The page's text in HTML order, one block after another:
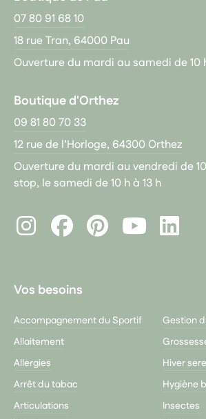
07 80 91 68 10
18 rue Tran, 64000 Pau
Ouverture du mardi au samedi de 10
Boutique d'Orthez
09 81 80 70 33
12 rue de l’Horloge, 64300 Orthez
Ouverture du mardi au vendredi de
stop, le samedi de 10 h à 13 h
InstagramFacebookPinterest
Vos besoins
Accompagnement du Sportif
Allaitement
Allergies
Arrêt du tabac
Articulations
Gestion
Hiver
Hygiène
Insectes